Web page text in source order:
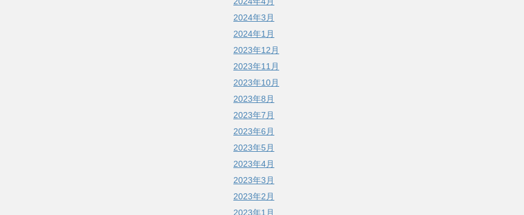
2024年3月
2024年1月
2023年12月
2023年11月
2023年10月
2023年8月
2023年7月
2023年6月
2023年5月
2023年4月
2023年3月
2023年2月
2023年1月